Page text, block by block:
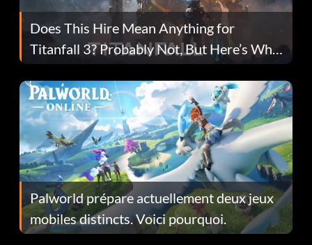
Does This Hire Mean Anything for
Titanfall 3? Probably Not, But Here’s Why
Fans Are Hopeful
Palworld prépare actuellement deux jeux
mobiles distincts. Voici pourquoi.